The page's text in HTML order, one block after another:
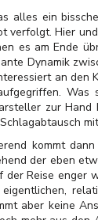
alles ein
verfolgt. Hier
es am Ende
Dynamik
an den
Was
zur
kommt
der eben
der Reise enger
aber keine